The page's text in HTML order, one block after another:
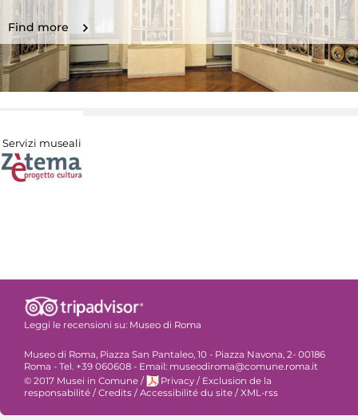
Find more
Servizi museali
Leggi le recensioni su: Museo di Roma
Museo di Roma, Piazza San Pantaleo, 10 - Piazza Navona, 2- 00186
Roma - Tel. +39 060608 - Email: museodiroma@comune.roma.it
© 2017 Musei in Comune / Privacy / Exclusion de la
responsabilité /Credits /Accessibilité du site /XML-rss